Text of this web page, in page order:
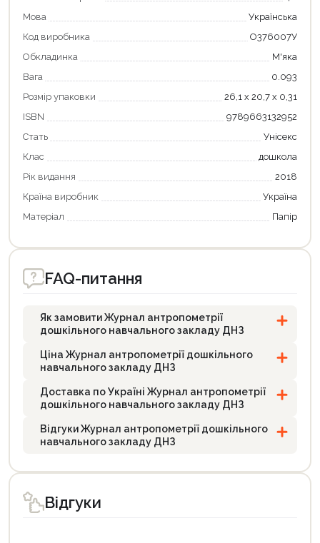
Мова
Українська
Код виробника
О376007У
Обкладинка
М'яка
Вага
0.093
Розмір упаковки
26,1 х 20,7 х 0,31
ISBN
9789663132952
Стать
Унісекс
Клас
дошкола
Рік видання
2018
Країна виробник
Україна
Матеріал
Папір
FAQ-питання
Як замовити Журнал антропометрії
дошкільного навчального закладу ДНЗ
Ціна Журнал антропометрії дошкільного
навчального закладу ДНЗ
Доставка по Україні Журнал антропометрії
дошкільного навчального закладу ДНЗ
Відгуки Журнал антропометрії дошкільного
навчального закладу ДНЗ
Відгуки
Продовжити покупки
Оформити замовлення